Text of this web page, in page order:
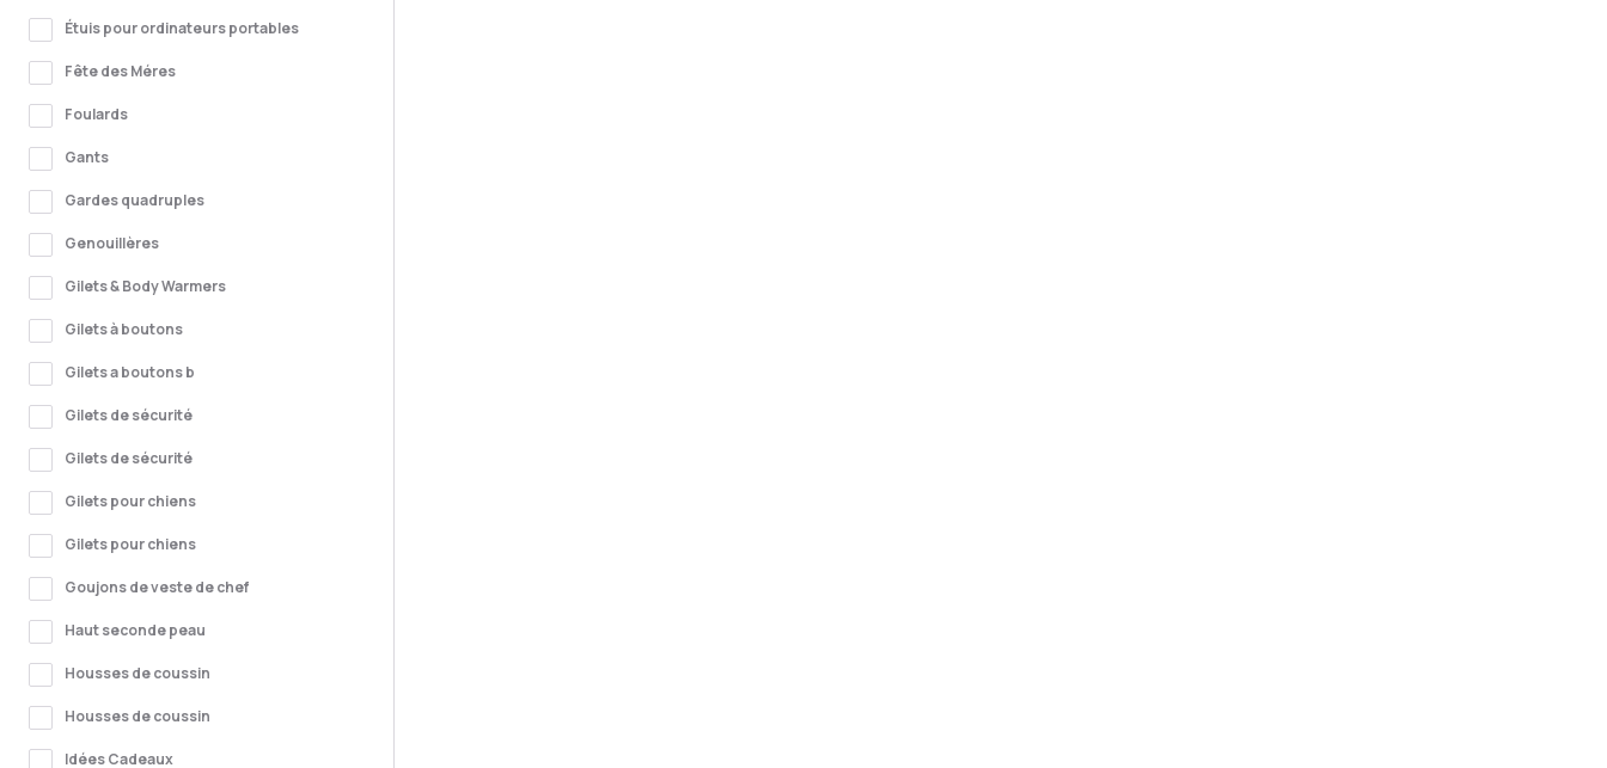
Étuis pour ordinateurs portables
Fête des Méres
Foulards
Gants
Gardes quadruples
Genouillères
Gilets & Body Warmers
Gilets à boutons
Gilets a boutons b
Gilets de sécurité
Gilets de sécurité
Gilets pour chiens
Gilets pour chiens
Goujons de veste de chef
Haut seconde peau
Housses de coussin
Housses de coussin
Idées Cadeaux